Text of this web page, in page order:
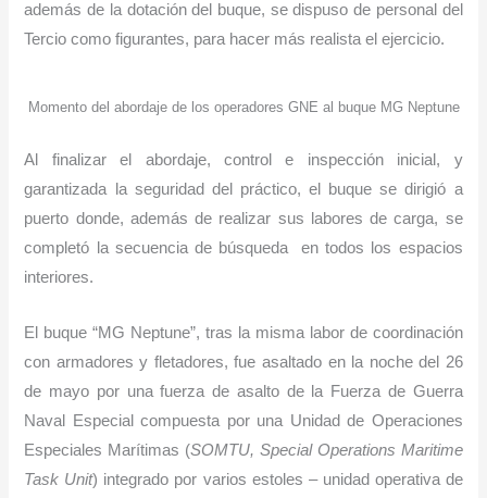
además de la dotación del buque, se dispuso de personal del
Tercio como figurantes, para hacer más realista el ejercicio.
Momento del abordaje de los operadores GNE al buque MG Neptune
Al finalizar el abordaje, control e inspección inicial, y
garantizada la seguridad del práctico, el buque se dirigió a
puerto donde, además de realizar sus labores de carga, se
completó la secuencia de búsqueda en todos los espacios
interiores.
El buque “MG Neptune”, tras la misma labor de coordinación
con armadores y fletadores, fue asaltado en la noche del 26
de mayo por una fuerza de asalto de la Fuerza de Guerra
Naval Especial compuesta por una Unidad de Operaciones
Especiales Marítimas (SOMTU, Special Operations Maritime
Task Unit) integrado por varios estoles – unidad operativa de